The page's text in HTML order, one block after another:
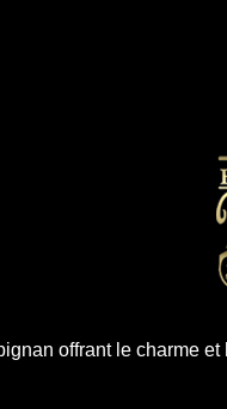
offrant le charme